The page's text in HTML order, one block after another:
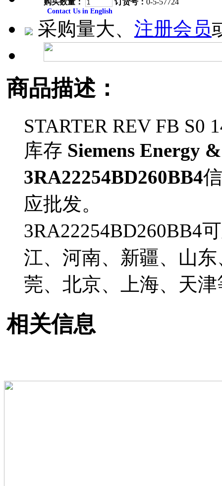
购买数量： 订货号： 0-5-57724
Contact Us in English
采购量大、 注册会员
商品描述：
STARTER REV FB S0
库存 Siemens Energy
3RA22254BD260BB4
应批发。
3RA22254BD260BB4
江、河南、新疆、山
莞、北京、上海、天
相关信息